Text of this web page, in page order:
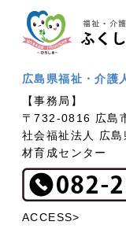
広島県福祉・介護
【事務局】
〒732-0816 広島
社会福祉法人 広
材育成センター
ACCESS>